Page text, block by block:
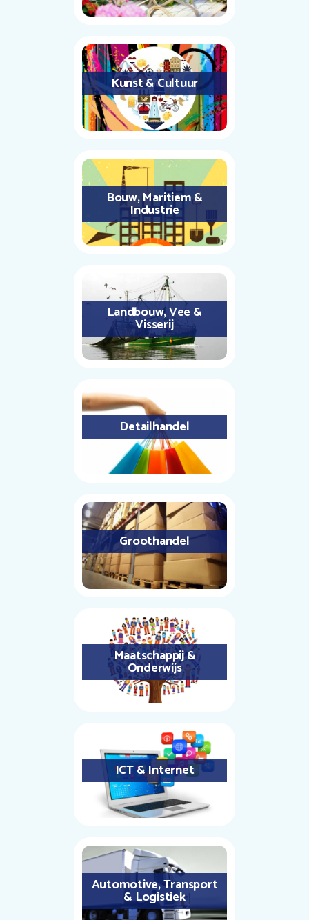
Kunst & Cultuur
Bouw, Maritiem &
Industrie
Landbouw, Vee &
Visserij
Detailhandel
Groothandel
Maatschappij &
Onderwijs
ICT & Internet
Automotive, Transport
& Logistiek